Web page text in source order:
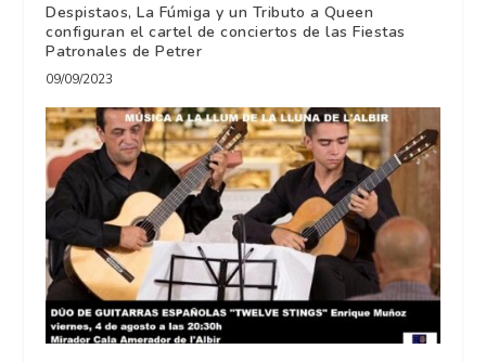
Despistaos, La Fúmiga y un Tributo a Queen
configuran el cartel de conciertos de las Fiestas
Patronales de Petrer
09/09/2023